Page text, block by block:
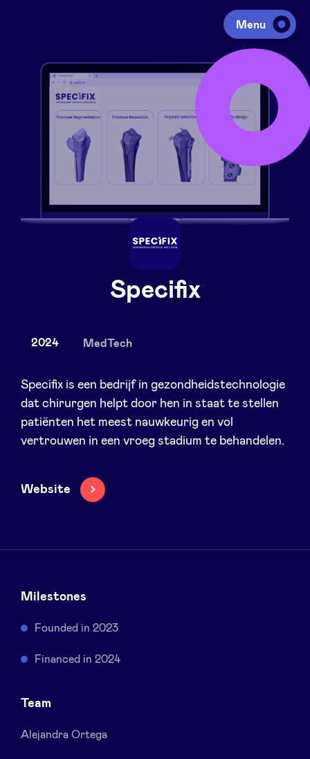
Menu
Investeren
Fondsen ophalen
Agenda
Over ons
Nieuws
Voordelen
NXT Brussels - Investeerders groep
Pooling Services
Sponsors
Specifix
2024 MedTech
Specifix is een bedrijf in gezondheidstechnologie
dat chirurgen helpt door hen in staat te stellen
patiënten het meest nauwkeurig en vol
vertrouwen in een vroeg stadium te behandelen.
Website
Milestones
Founded in 2023
Financed in 2024
Team
Alejandra Ortega